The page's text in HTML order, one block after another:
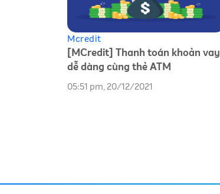
Mcredit
[MCredit] Thanh toán khoản vay
dễ dàng cùng thẻ ATM
05:51 pm, 20/12/2021